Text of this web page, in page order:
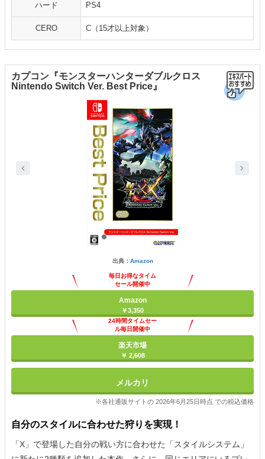
ハード PS4
CERO C（15才以上対象）
カプコン『モンスターハンターダブルクロス
Nintendo Switch Ver. Best Price』
出典： Amazon
毎日お得なタイム
セール開催中
Amazon
￥3,350
24時間タイムセー
ル毎日開催中
楽天市場
￥ 2,608
メルカリ
※各社通販サイトの 2026年6月25日時点 での税込価格
自分のスタイルに合わせた狩りを実現！
「X」で登場した自分の戦い方に合わせた「スタイルシステム」